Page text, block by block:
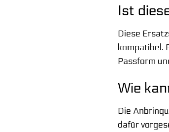
Ist
Diese
kompatibel.
Passform
Wie
Die
dafür